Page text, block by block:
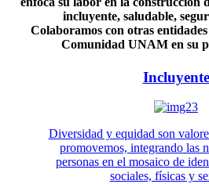
incluyente, saludable,
Colaboramos con otras
Comunidad UNAM en su
Incluyente
Diversidad y equidad son
promovemos, integrando las
personas en el mosaico de
sociales, físicas y